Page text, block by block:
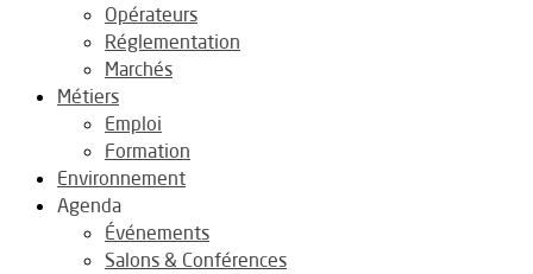
Opérateurs
Réglementation
Marchés
Métiers
Emploi
Formation
Environnement
Agenda
Événements
Salons & Conférences